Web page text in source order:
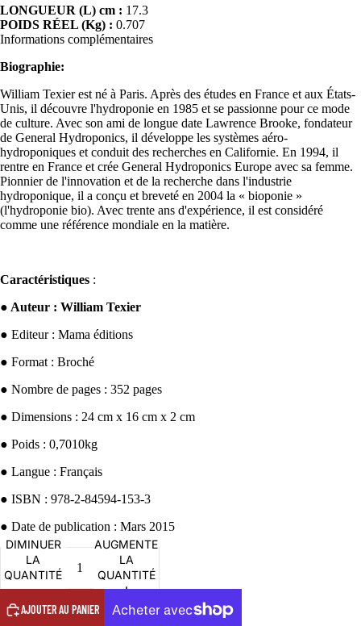
LONGUEUR (L) cm : 17.3
POIDS RÉEL (Kg) : 0.707
Informations complémentaires
Biographie:
William Texier est né à Paris. Après des études en France et aux États-
Unis, il découvre l'hydroponie en 1985 et se passionne pour ce mode
de culture. Avec son ami de longue date Lawrence Brooke, fondateur
de General Hydroponics, il développe les systèmes aéro-
hydroponiques et conduit des recherches en Californie. En 1994, il
rentre en France et crée General Hydroponics Europe avec sa femme.
Pionnier de l'innovation et de la recherche dans l'industrie
hydroponique, il a conçu et breveté en 2004 la « bioponie »
(l'hydroponie bio). Avec trente ans d'expérience, il est considéré
comme une référence mondiale en la matière.
Caractéristiques :
● Auteur : William Texier
● Editeur : Mama éditions
● Format : Broché
● Nombre de pages : 352 pages
● Dimensions : 24 cm x 16 cm x 2 cm
● Poids : 0,7010kg
● Langue : Français
● ISBN : 978-2-84594-153-3
● Date de publication : Mars 2015
DIMINUER
LA
QUANTITÉ
AUGMENTER
LA
QUANTITÉ
AJOUTER AU PANIER
Politique de confidentialité
Politique de remboursement
Conditions d’utilisation